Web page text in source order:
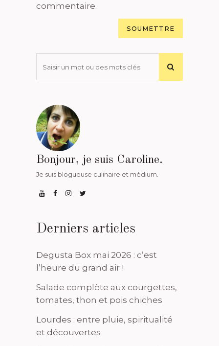
commentaire.
Bonjour, je suis Caroline.
Je suis blogueuse culinaire et médium.
Derniers articles
Degusta Box mai 2026 : c’est
l’heure du grand air !
Salade complète aux courgettes,
tomates, thon et pois chiches
Lourdes : entre pluie, spiritualité
et découvertes